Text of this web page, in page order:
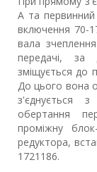
А та
включення 70-
вала
передачі,
зміщується до
До цього вона
з'єднується
обертання
проміжну
редуктора,
1721186.